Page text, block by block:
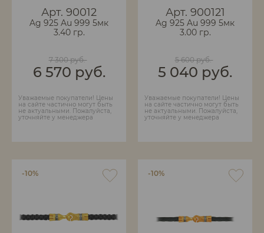
замком.
Арт. 90012
Ag 925 Au 999 5мк
3.40 гр.
7 300 руб.
6 570 руб.
Уважаемые покупатели! Цены
на сайте частично могут быть
не актуальными. Пожалуйста,
уточняйте у менеджера
Арт. 900121
Ag 925 Au 999 5мк
3.00 гр.
5 600 руб.
5 040 руб.
Уважаемые покупатели! Цены
на сайте частично могут быть
не актуальными. Пожалуйста,
уточняйте у менеджера
-10% -10%